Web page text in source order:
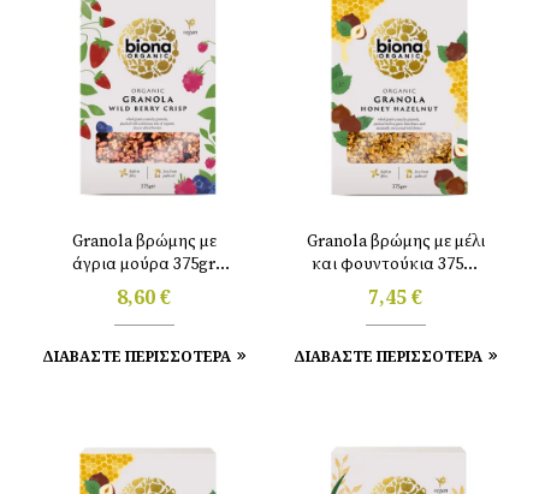
Granola βρώμης με
άγρια μούρα 375gr
Biona
8,60€
ΔΙΑΒΑΣΤΕ ΠΕΡΙΣΣΟΤΕΡΑ
Granola βρώμης με μέλι
και φουντούκια 375gr
Biona
7,45€
ΔΙΑΒΑΣΤΕ ΠΕΡΙΣΣΟΤΕΡΑ